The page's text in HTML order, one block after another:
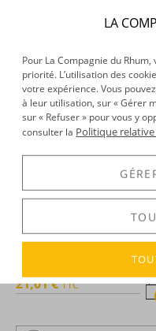
d'âge - Mantuano - 35cl - 40°
21,01 €TTC
LA
Pour La Compagnie du
priorité. L’utilisation des
votre expérience. Vous
à leur utilisation, sur « Gérer
sur « Refuser » pour vous y
consulter la Politique relative